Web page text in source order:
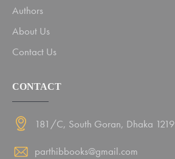
Authors
About Us
Contact Us
CONTACT
181/C, South Goran, Dhaka 1219
parthibbooks@gmail.com